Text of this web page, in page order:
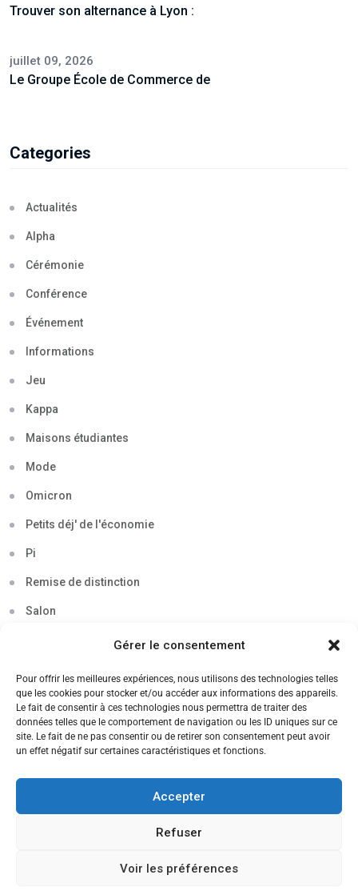
Gérer le consentement
Pour offrir les meilleures expériences, nous utilisons des technologies telles
que les cookies pour stocker et/ou accéder aux informations des appareils.
Le fait de consentir à ces technologies nous permettra de traiter des
données telles que le comportement de navigation ou les ID uniques sur ce
site. Le fait de ne pas consentir ou de retirer son consentement peut avoir
un effet négatif sur certaines caractéristiques et fonctions.
Accepter
Refuser
Voir les préférences
Trouver son alternance à Lyon :
juillet 09, 2026
Le Groupe École de Commerce de
Categories
Actualités
Alpha
Cérémonie
Conférence
Événement
Informations
Jeu
Kappa
Maisons étudiantes
Mode
Omicron
Petits déj' de l'économie
Pi
Remise de distinction
Salon
Soirée
Sortie découverte
Tau
Voyage
CANDIDATEZ MAINTENANT